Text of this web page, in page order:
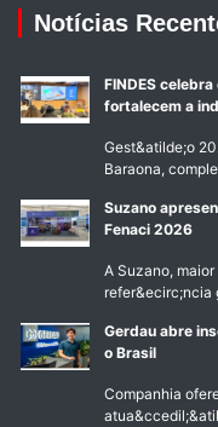
Notícias
FINDES
fortalecem a
Gest&atilde;o
Baraona,
Suzano
Fenaci 2026
A Suzano,
refer&ecirc;ncia
Gerdau abre
o Brasil
Companhia